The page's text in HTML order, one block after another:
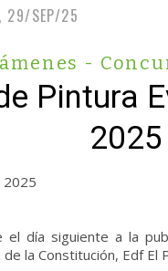
29/SEP/25
-
Pintura
2025
2025
día siguiente a la
la Constitución, Edf El